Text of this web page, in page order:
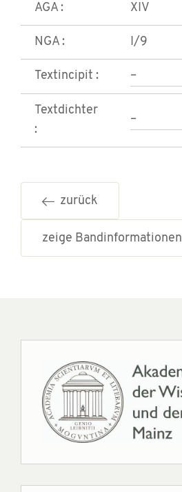
AGA : XIV
NGA : I/9
Textincipit : –
Textdichter
:
–
zurück
zeige Bandinformationen